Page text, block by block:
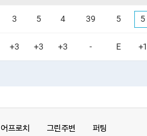
3 5 4 39 5 5
+3 +3 +3 - E +1
어프로치 그린주변 퍼팅